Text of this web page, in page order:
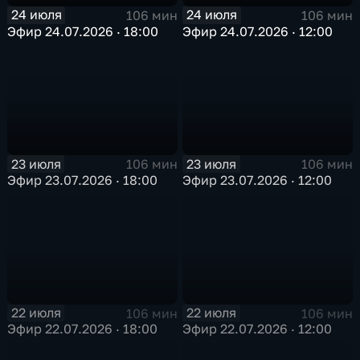
24 июля
106 мин
Эфир 24.07.2026 · 18:00
24 июля
106 мин
Эфир 24.07.2026 · 12:00
23 июля
106 мин
Эфир 23.07.2026 · 18:00
23 июля
106 мин
Эфир 23.07.2026 · 12:00
22 июля
106 мин
Эфир 22.07.2026 · 18:00
22 июля
106 мин
Эфир 22.07.2026 · 12:00